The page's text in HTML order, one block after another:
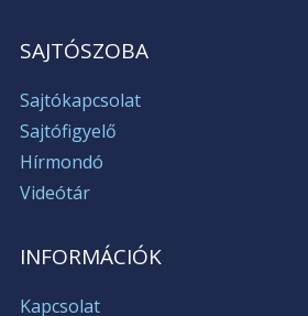
SAJTÓSZOBA
Sajtókapcsolat
Sajtófigyelő
Hírmondó
Videótár
INFORMÁCIÓK
Kapcsolat